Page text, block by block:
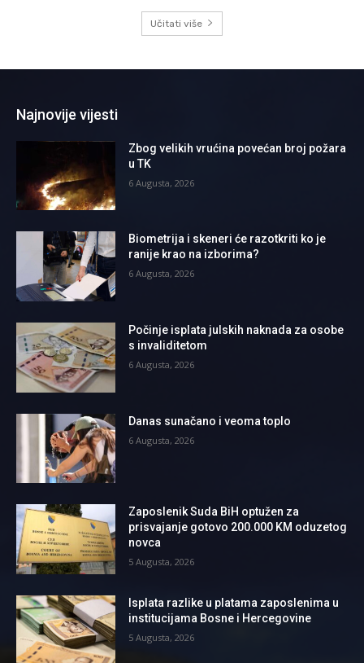
Učitati više
Najnovije vijesti
Zbog velikih vrućina povećan broj požara
u TK
6 Augusta, 2026
Biometrija i skeneri će razotkriti ko je
ranije krao na izborima?
6 Augusta, 2026
Počinje isplata julskih naknada za osobe
s invaliditetom
6 Augusta, 2026
Danas sunačano i veoma toplo
6 Augusta, 2026
Zaposlenik Suda BiH optužen za
prisvajanje gotovo 200.000 KM oduzetog
novca
5 Augusta, 2026
Isplata razlike u platama zaposlenima u
institucijama Bosne i Hercegovine
5 Augusta, 2026